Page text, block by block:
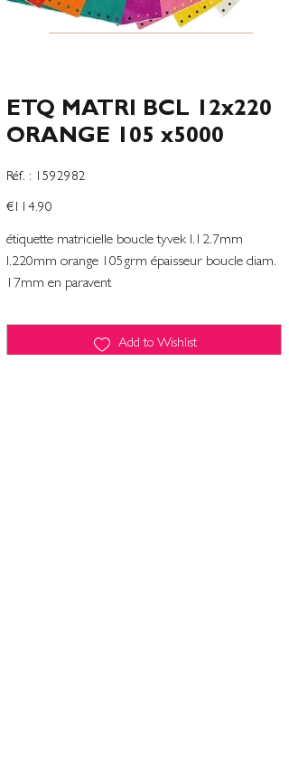
ETQ MATRI BCL 12x220
ORANGE 105 x5000
Réf. :
SKU
1592982
1592982
Price
€114.90
étiquette matricielle boucle tyvek l.12.7mm
l.220mm orange 105grm épaisseur boucle diam.
17mm en paravent
Add to Wishlist